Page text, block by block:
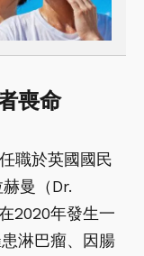
喪命
職於英國國民
曼（Dr.
2020年發生一
淋巴瘤、因腸